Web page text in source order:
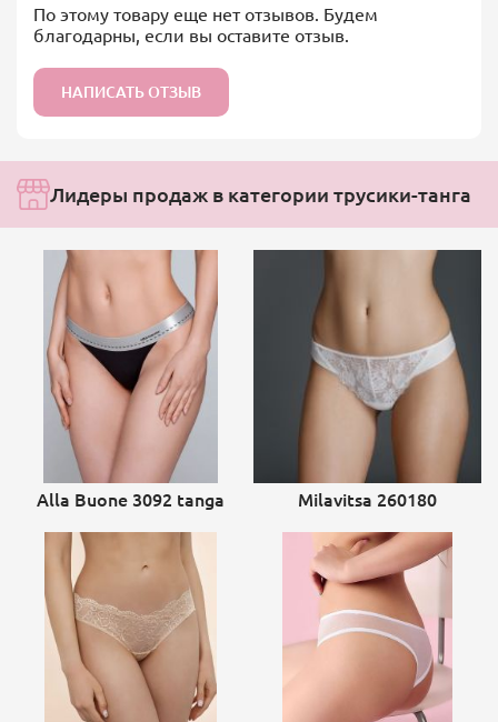
По этому товару еще нет отзывов. Будем
благодарны, если вы оставите отзыв.
НАПИСАТЬ ОТЗЫВ
Лидеры продаж в категории трусики-танга
Alla Buone 3092 tanga Milavitsa 260180